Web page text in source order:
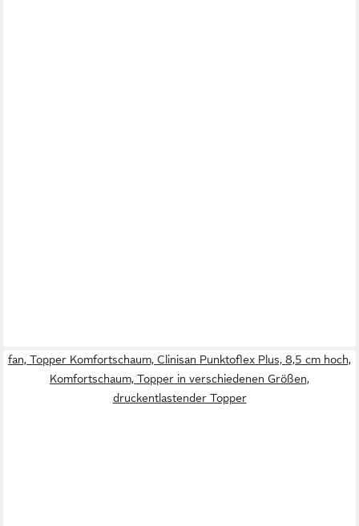
fan, Topper Komfortschaum, Clinisan Punktoflex Plus, 8,5 cm hoch,
Komfortschaum, Topper in verschiedenen Größen,
druckentlastender Topper